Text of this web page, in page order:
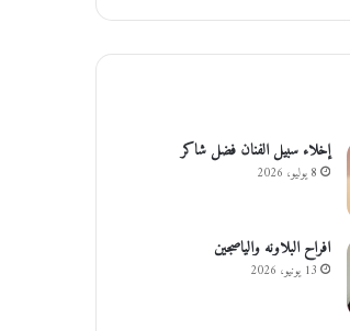
إخلاء سبيل الفنان فضل شاكر
8 يوليو، 2026
افراح البلاونه والياصجين
13 يونيو، 2026